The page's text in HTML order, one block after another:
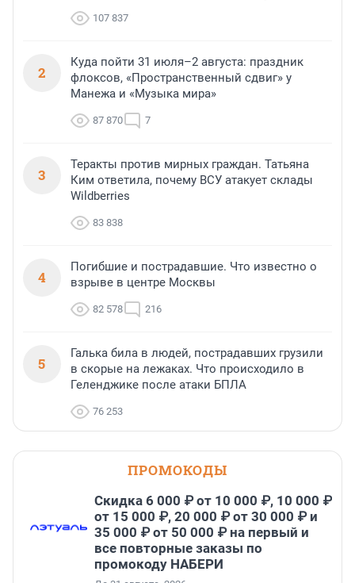
107 837
2
Куда пойти 31 июля–2 августа: праздник
флоксов, «Пространственный сдвиг» у
Манежа и «Музыка мира»
87 870 7
3
Теракты против мирных граждан. Татьяна
Ким ответила, почему ВСУ атакует склады
Wildberries
83 838
4
Погибшие и пострадавшие. Что известно о
взрыве в центре Москвы
82 578 216
5
Галька била в людей, пострадавших грузили
в скорые на лежаках. Что происходило в
Геленджике после атаки БПЛА
76 253
ПРОМОКОДЫ
Скидка 6 000 ₽ от 10 000 ₽, 10 000 ₽
от 15 000 ₽, 20 000 ₽ от 30 000 ₽ и
35 000 ₽ от 50 000 ₽ на первый и
все повторные заказы по
промокоду НАБЕРИ